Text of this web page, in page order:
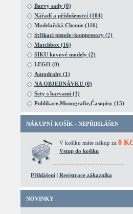
Barvy sady (8)
Nářadí a příslušenství (104)
Modelařská Chemie (116)
Stříkací pistole+kompresory (7)
Matchbox (16)
SIKU kovové modely (2)
LEGO (0)
Autodrahy (1)
NA OBJEDNÁVKU (0)
Sety s barvami (1)
Publikace,Monografie,Časopisy (15)
NÁKUPNÍ KOŠÍK - NEPŘIHLÁŠEN
V košíku máte nákup za 0 Kč
Vstup do košíku
Přihlášení | Registrace zákazníka
NOVINKY